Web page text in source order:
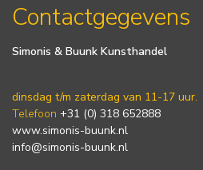
Contactgegevens
Simonis & Buunk Kunsthandel
dinsdag t/m zaterdag van 11-17 uur.
Telefoon +31 (0) 318 652888
www.simonis-buunk.nl
info@simonis-buunk.nl